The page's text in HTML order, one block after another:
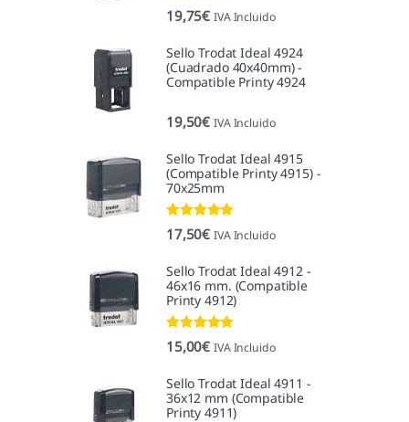
Valorado con
5.00de 5
19,75€ IVA Incluido
Sello Trodat Ideal 4924
(Cuadrado 40x40mm) -
Compatible Printy 4924
19,50€ IVA Incluido
Sello Trodat Ideal 4915
(Compatible Printy 4915) -
70x25mm
Valorado con
5.00de 5
17,50€ IVA Incluido
Sello Trodat Ideal 4912 -
46x16 mm. (Compatible
Printy 4912)
Valorado con
5.00de 5
15,00€ IVA Incluido
Sello Trodat Ideal 4911 -
36x12 mm (Compatible
Printy 4911)